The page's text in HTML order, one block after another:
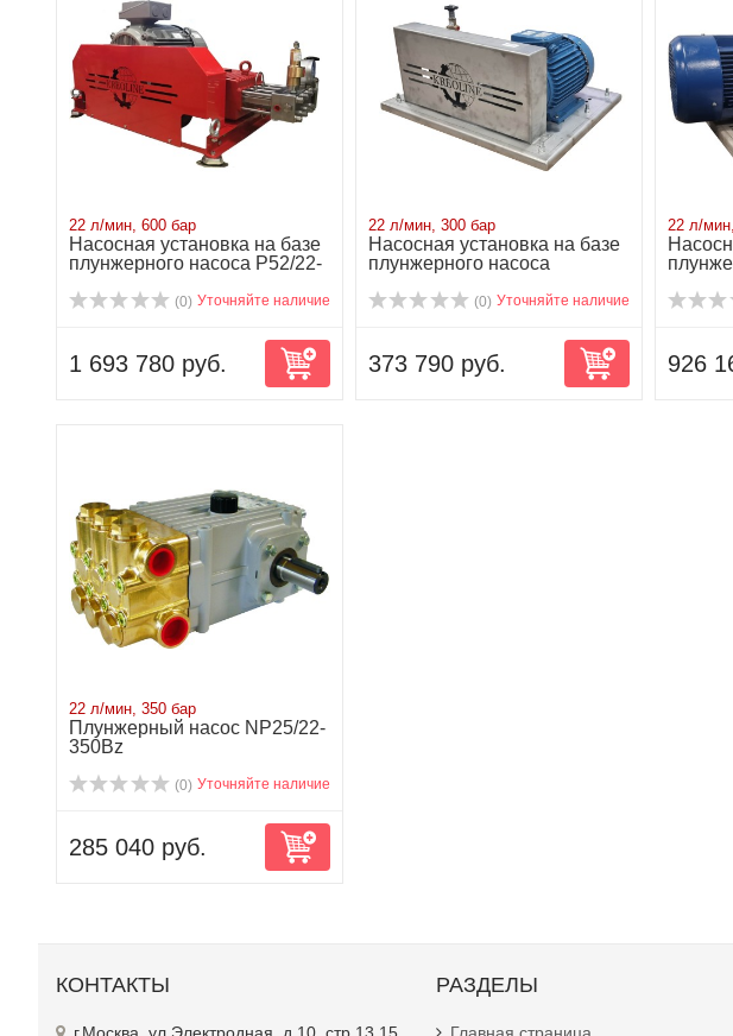
22 л/мин, 600 бар
Насосная установка на базе
плунжерного насоса P52/22-
(0) Уточняйте наличие
1 693 780 руб.
22 л/мин, 300 бар
Насосная установка на базе
плунжерного насоса
(0) Уточняйте наличие
373 790 руб.
22 л/
926
22 л/мин, 350 бар
Плунжерный насос NP25/22-
350Bz
(0) Уточняйте наличие
285 040 руб.
КОНТАКТЫ РАЗДЕЛЫ